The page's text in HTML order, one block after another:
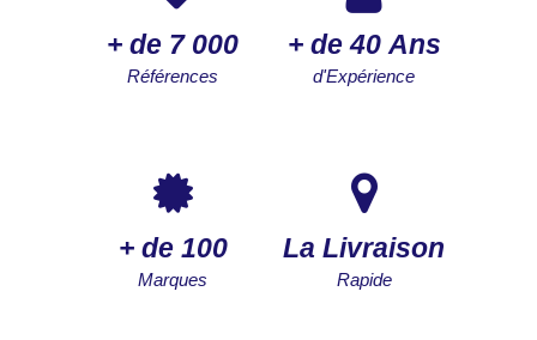
+ de 7 000
Références
+ de 40 Ans
d'Expérience
+ de 100
Marques
La Livraison
Rapide